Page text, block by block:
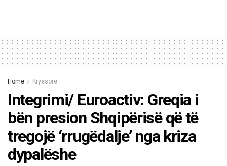
Home Kryesore
Integrimi/ Euroactiv: Greqia i
bën presion Shqipërisë që të
tregojë ‘rrugëdalje’ nga kriza
dypalëshe